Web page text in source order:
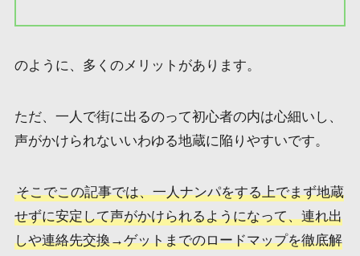
のように、多くのメリットがあります。
ただ、一人で街に出るのって初心者の内は心細いし、
声がかけられないいわゆる地蔵に陥りやすいです。
そこでこの記事では、一人ナンパをする上でまず地蔵
せずに安定して声がかけられるようになって、連れ出
しや連絡先交換→ゲットまでのロードマップを徹底解